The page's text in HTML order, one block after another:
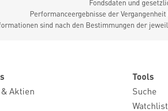
Fondsdaten und
Performanceergebnisse der
sind nach den Bestimmungen der
Aktien
Tools
Suche